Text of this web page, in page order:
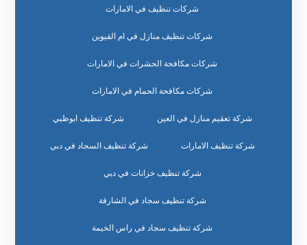
شركات تنظيف في الامارات
شركات تنظيف منازل في ام القيوين
شركات مكافحة الحشرات في الامارات
شركات مكافحة الحمام في الامارات
شركة تعقيم منازل في العين شركة تنظيف ابوظبي
شركة تنظيف الامارات شركة تنظيف السجاد في دبي
شركة تنظيف خزانات في دبي
شركة تنظيف سجاد في الشارقة
شركة تنظيف سجاد في راس الخيمة